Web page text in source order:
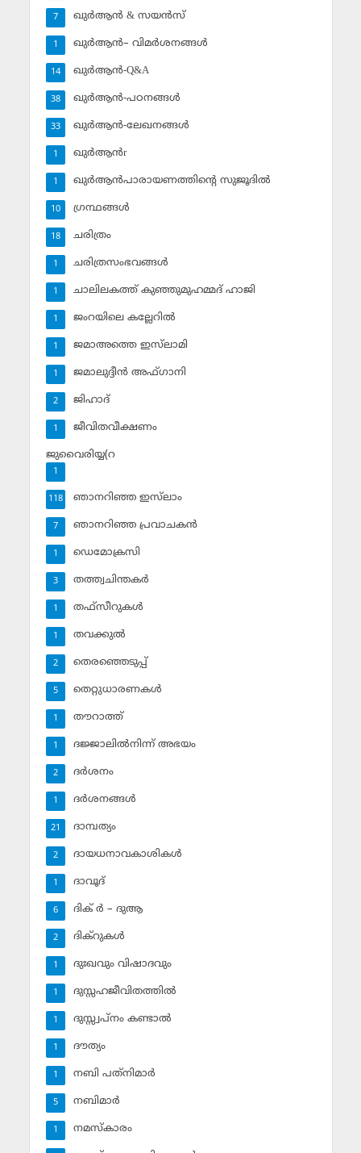
ഖുര്‍ആന്‍ & സയന്‍സ്‌
7
ഖുര്‍ആന്‍– വിമര്‍ശനങ്ങള്‍
1
ഖുര്‍ആന്‍-Q&A
14
ഖുര്‍ആന്‍-പഠനങ്ങള്‍
38
ഖുര്‍ആന്‍-ലേഖനങ്ങള്‍
33
ഖുര്‍ആന്‍r
1
ഖുര്‍ആന്‍പാരായണത്തിന്റെ സുജൂദില്‍
1
ഗ്രന്ഥങ്ങള്‍
10
ചരിത്രം
18
ചരിത്രസംഭവങ്ങള്‍
1
ചാലിലകത്ത് കുഞ്ഞുമുഹമ്മദ് ഹാജി
1
ജംറയിലെ കല്ലേറില്‍
1
ജമാഅത്തെ ഇസ്‌ലാമി
1
ജമാലുദ്ദീന്‍ അഫ്ഗാനി
1
ജിഹാദ്‌
2
ജീവിതവീക്ഷണം
1
ജുവൈരിയ്യ(റ
1
ഞാനറിഞ്ഞ ഇസ്‌ലാം
118
ഞാനറിഞ്ഞ പ്രവാചകന്‍
7
ഡെമോക്രസി
1
തത്ത്വചിന്തകര്‍
3
തഫ്‌സീറുകള്‍
1
തവക്കുല്‍
1
തെരഞ്ഞെടുപ്പ്
2
തെറ്റുധാരണകള്‍
5
തൗറാത്ത്
1
ദജ്ജാലില്‍നിന്ന് അഭയം
1
ദര്‍ശനം
2
ദര്‍ശനങ്ങള്‍
1
ദാമ്പത്യം
21
ദായധനാവകാശികള്‍
2
ദാവൂദ്‌
1
ദിക് ര്‍ – ദുആ
6
ദിക്‌റുകള്‍
2
ദുഃഖവും വിഷാദവും
1
ദുസ്സഹജീവിതത്തില്‍
1
ദുസ്സ്വപ്‌നം കണ്ടാല്‍
1
ദൗത്യം
1
നബി പത്‌നിമാര്‍
1
നബിമാര്‍
5
നമസ്‌കാരം
1